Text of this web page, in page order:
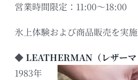
営業時間限定：11:00～18:00
氷上体験および商品販売を実施
◆ LEATHERMAN（レザーマ
1983年